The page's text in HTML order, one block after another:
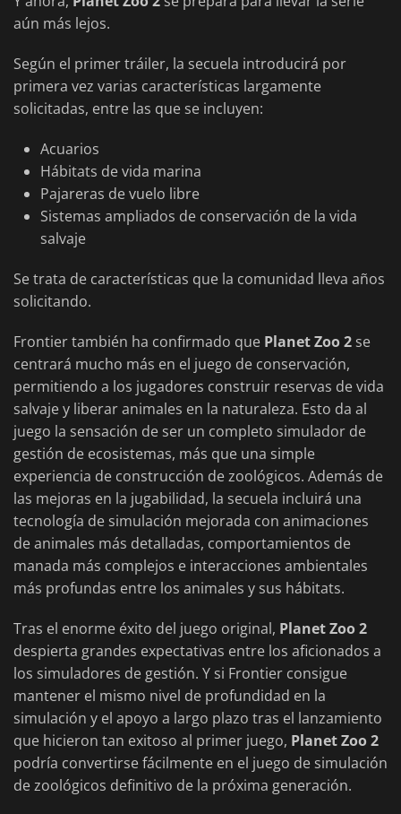
aún más lejos.
Según el primer tráiler, la secuela introducirá por
primera vez varias características largamente
solicitadas, entre las que se incluyen:
Acuarios
Hábitats de vida marina
Pajareras de vuelo libre
Sistemas ampliados de conservación de la vida
salvaje
Se trata de características que la comunidad lleva años
solicitando.
Frontier también ha confirmado que Planet Zoo 2 se
centrará mucho más en el juego de conservación,
permitiendo a los jugadores construir reservas de vida
salvaje y liberar animales en la naturaleza. Esto da al
juego la sensación de ser un completo simulador de
gestión de ecosistemas, más que una simple
experiencia de construcción de zoológicos. Además de
las mejoras en la jugabilidad, la secuela incluirá una
tecnología de simulación mejorada con animaciones
de animales más detalladas, comportamientos de
manada más complejos e interacciones ambientales
más profundas entre los animales y sus hábitats.
Tras el enorme éxito del juego original, Planet Zoo 2
despierta grandes expectativas entre los aficionados a
los simuladores de gestión. Y si Frontier consigue
mantener el mismo nivel de profundidad en la
simulación y el apoyo a largo plazo tras el lanzamiento
que hicieron tan exitoso al primer juego, Planet Zoo 2
podría convertirse fácilmente en el juego de simulación
de zoológicos definitivo de la próxima generación.